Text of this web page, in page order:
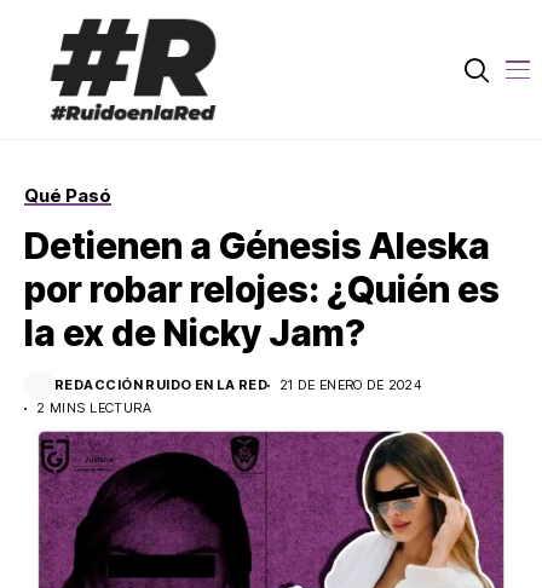
Qué Pasó
Detienen a Génesis Aleska
por robar relojes: ¿Quién es
la ex de Nicky Jam?
REDACCIÓN RUIDO EN LA RED
21 DE ENERO DE 2024
2 MINS LECTURA